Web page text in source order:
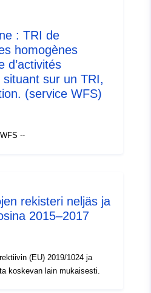
Päivitetty data.europa.eu:
July 2026
285
public
01 January 2013
: TRI de
homogènes
d’activités
sur un TRI,
(service WFS)
--
rekisteri neljäs ja
2015–2017
(EU) 2019/1024 ja
koskevan lain mukaisesti.